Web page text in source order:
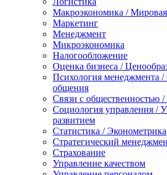
Макроэкономика /
Маркетинг
Менеджмент
Микроэкономика
Налогообложение
Оценка бизнеса /
Психология менеджмента /
общения
Связи с общественностью /
Социология управления /
развитием
Статистика / Эконометрика
Стратегический
Страхование
Управление качеством